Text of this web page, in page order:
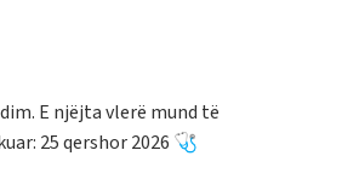
E njëjta vlerë mund të
25 qershor 2026 🩺